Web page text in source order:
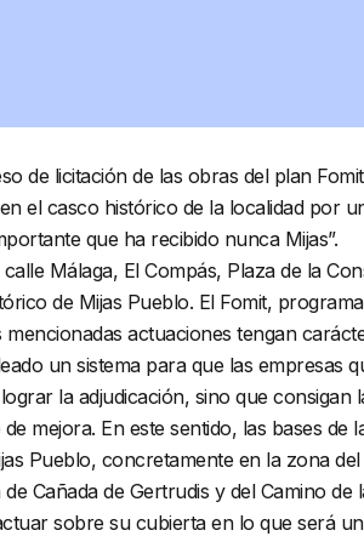
de licitación de las obras del plan
el casco histórico de la localidad por
que ha recibido nunca Mijas”.
Málaga, El Compás, Plaza de la
de Mijas Pueblo. El Fomit,
actuaciones tengan
un sistema para que las empresas
la adjudicación, sino que
mejora. En este sentido, las bases de
Pueblo, concretamente en la zona
Cañada de Gertrudis y del Camino
sobre su cubierta en lo que será